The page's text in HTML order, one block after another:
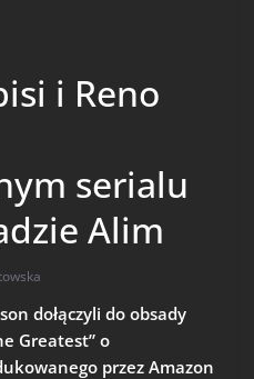
i Reno
serialu
Alim
dołączyli do obsady
Greatest” o
przez Amazon